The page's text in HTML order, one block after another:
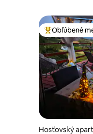
Obľúbené
Hosťovský